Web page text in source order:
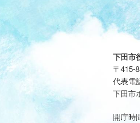
下田市
〒415-
代表電
下田市
開庁時